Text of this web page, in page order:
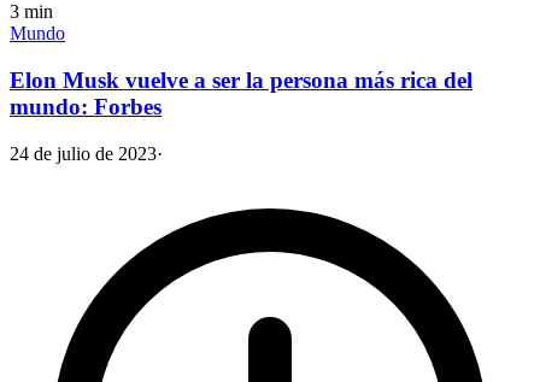
3 min
Mundo
Elon Musk vuelve a ser la persona más rica del
mundo: Forbes
24 de julio de 2023·